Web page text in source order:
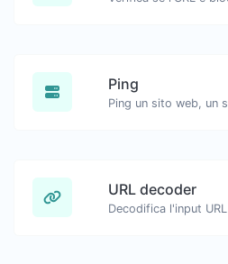
Ping
URL decoder